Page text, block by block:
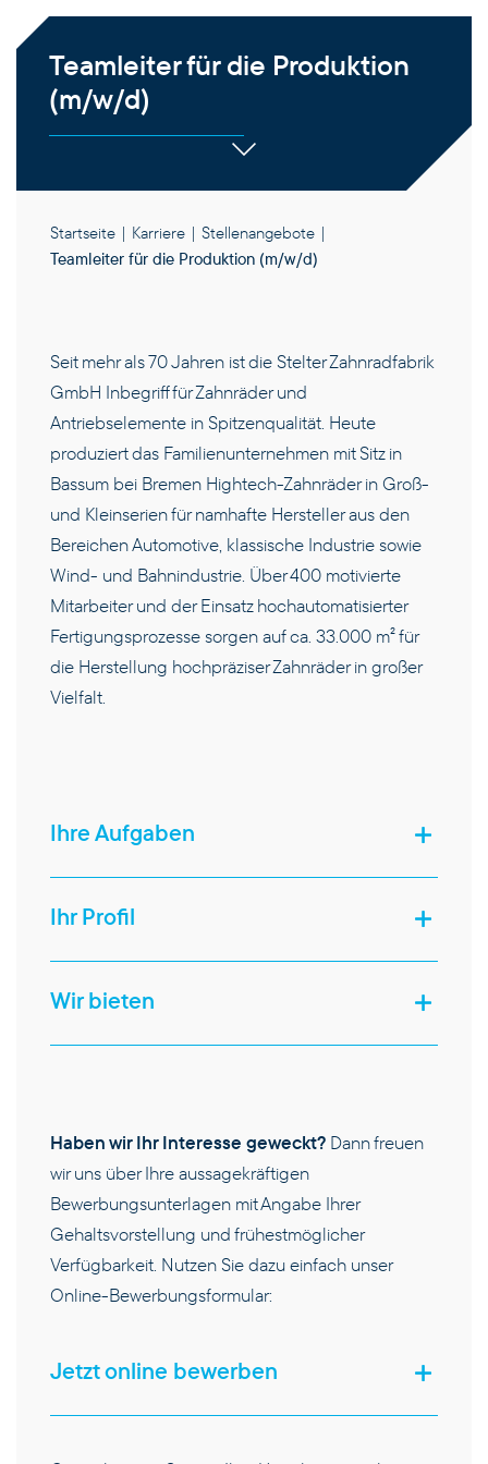
KOMPETENZEN
KARRIERE
Teamleiter für die Produktion
(m/w/d)
Startseite | Karriere | Stellenangebote |
Teamleiter für die Produktion (m/w/d)
Seit mehr als 70 Jahren ist die Stelter Zahnradfabrik
GmbH Inbegriff für Zahnräder und
Antriebselemente in Spitzenqualität. Heute
produziert das Familienunternehmen mit Sitz in
Bassum bei Bremen Hightech-Zahnräder in Groß-
und Kleinserien für namhafte Hersteller aus den
Bereichen Automotive, klassische Industrie sowie
Wind- und Bahnindustrie. Über 400 motivierte
Mitarbeiter und der Einsatz hochautomatisierter
Fertigungsprozesse sorgen auf ca. 33.000 m² für
die Herstellung hochpräziser Zahnräder in großer
Vielfalt.
Ihre Aufgaben
Ihr Profil
Wir bieten
Haben wir Ihr Interesse geweckt? Dann freuen
wir uns über Ihre aussagekräftigen
Bewerbungsunterlagen mit Angabe Ihrer
Gehaltsvorstellung und frühestmöglicher
Verfügbarkeit. Nutzen Sie dazu einfach unser
Online-Bewerbungsformular:
Jetzt online bewerben